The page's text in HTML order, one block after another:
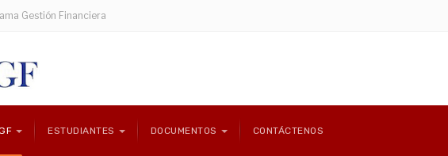
Gestión Financiera
ESTUDIANTES DOCUMENTOS CONTÁCTENOS